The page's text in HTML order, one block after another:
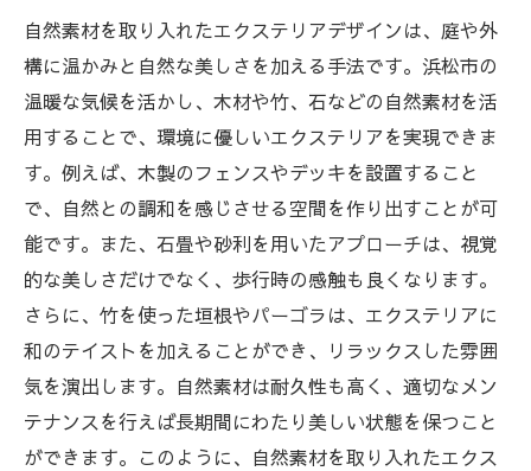
自然素材を取り入れたエクステリアデザインは、庭や外
構に温かみと自然な美しさを加える手法です。浜松市の
温暖な気候を活かし、木材や竹、石などの自然素材を活
用することで、環境に優しいエクステリアを実現できま
す。例えば、木製のフェンスやデッキを設置すること
で、自然との調和を感じさせる空間を作り出すことが可
能です。また、石畳や砂利を用いたアプローチは、視覚
的な美しさだけでなく、歩行時の感触も良くなります。
さらに、竹を使った垣根やパーゴラは、エクステリアに
和のテイストを加えることができ、リラックスした雰囲
気を演出します。自然素材は耐久性も高く、適切なメン
テナンスを行えば長期間にわたり美しい状態を保つこと
ができます。このように、自然素材を取り入れたエクス